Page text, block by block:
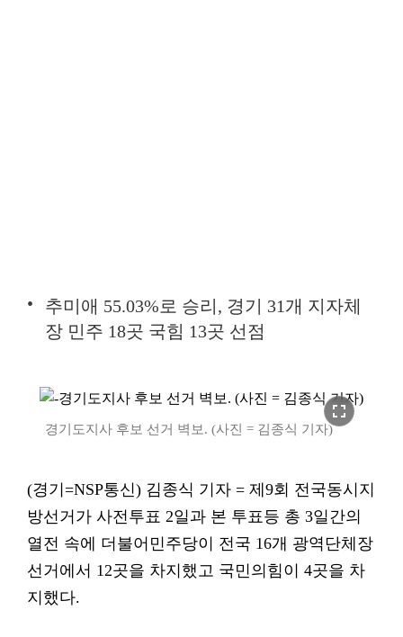
추미애 55.03%로 승리, 경기 31개 지자체
장 민주 18곳 국힘 13곳 선점
fullscreen
경기도지사 후보 선거 벽보. (사진 = 김종식 기자)
(경기=NSP통신) 김종식 기자 = 제9회 전국동시지
방선거가 사전투표 2일과 본 투표등 총 3일간의
열전 속에 더불어민주당이 전국 16개 광역단체장
선거에서 12곳을 차지했고 국민의힘이 4곳을 차
지했다.